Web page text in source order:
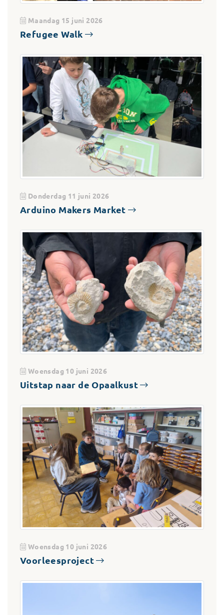
Maandag 15 juni 2026
Refugee Walk
Donderdag 11 juni 2026
Arduino Makers Market
Woensdag 10 juni 2026
Uitstap naar de Opaalkust
Woensdag 10 juni 2026
Voorleesproject